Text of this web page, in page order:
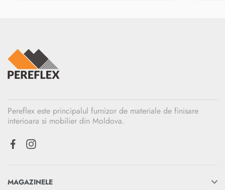
Pereflex este principalul furnizor de materiale de finisare
interioara si mobilier din Moldova.
MAGAZINELE